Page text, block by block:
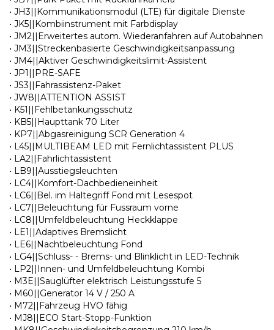
• JH3||Kommunikationsmodul (LTE) für digitale Dienste
• JK5||Kombiinstrument mit Farbdisplay
• JM2||Erweitertes autom. Wiederanfahren auf Autobahnen
• JM3||Streckenbasierte Geschwindigkeitsanpassung
• JM4||Aktiver Geschwindigkeitslimit-Assistent
• JP1||PRE-SAFE
• JS3||Fahrassistenz-Paket
• JW8||ATTENTION ASSIST
• K51||Fehlbetankungsschutz
• KB5||Haupttank 70 Liter
• KP7||Abgasreinigung SCR Generation 4
• L45||MULTIBEAM LED mit Fernlichtassistent PLUS
• LA2||Fahrlichtassistent
• LB9||Ausstiegsleuchten
• LC4||Komfort-Dachbedieneinheit
• LC6||Bel. im Haltegriff Fond mit Lesespot
• LC7||Beleuchtung für Fussraum vorne
• LC8||Umfeldbeleuchtung Heckklappe
• LE1||Adaptives Bremslicht
• LE6||Nachtbeleuchtung Fond
• LG4||Schluss- - Brems- und Blinklicht in LED-Technik
• LP2||Innen- und Umfeldbeleuchtung Kombi
• M3E||Sauglüfter elektrisch Leistungsstufe 5
• M60||Generator 14 V / 250 A
• M72||Fahrzeug HVO fähig
• MJ8||ECO Start-Stopp-Funktion